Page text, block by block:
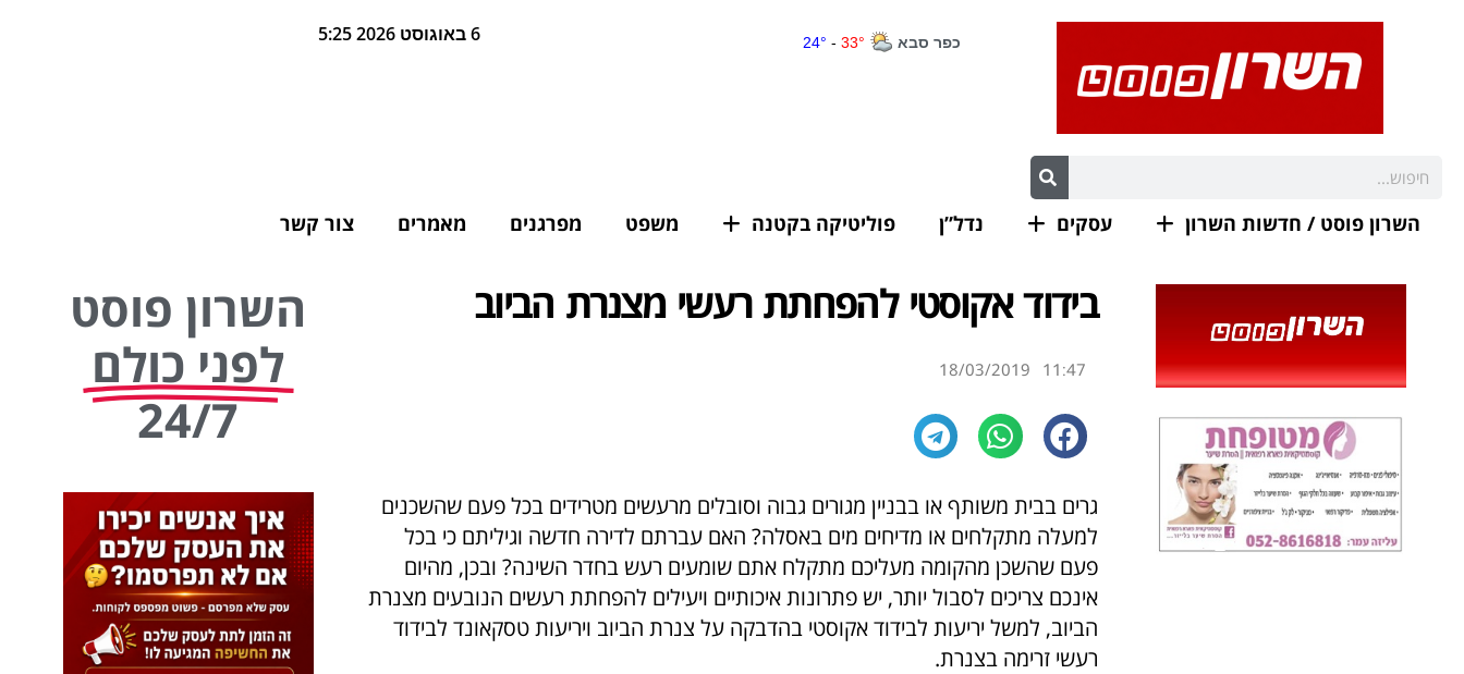
6 באוגוסט 2026 5:25
השרון פוסט / חדשות השרון עסקים נדל”ן פוליטיקה בקטנה משפט מפרגנים מאמרים צור קשר
בידוד אקוסטי להפחתת רעשי מצנרת הביוב
11:47
18/03/2019
גרים בבית משותף או בבניין מגורים גבוה וסובלים מרעשים מטרידים בכל פעם שהשכנים
למעלה מתקלחים או מדיחים מים באסלה? האם עברתם לדירה חדשה וגיליתם כי בכל
פעם שהשכן מהקומה מעליכם מתקלח אתם שומעים רעש בחדר השינה? ובכן, מהיום
אינכם צריכים לסבול יותר, יש פתרונות איכותיים ויעילים להפחתת רעשים הנובעים מצנרת
הביוב, למשל יריעות לבידוד אקוסטי בהדבקה על צנרת הביוב ויריעות טסקאונד לבידוד
רעשי זרימה בצנרת.
השרון פוסט
לפני כולם
24/7